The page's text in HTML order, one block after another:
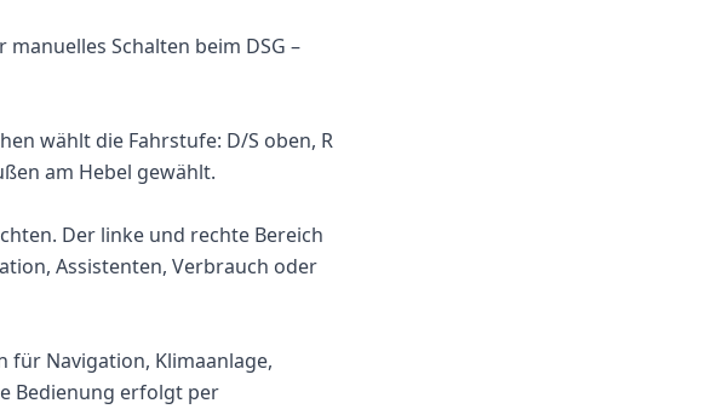
Schalten beim DSG –
wählt die Fahrstufe: D/S oben, R
am Hebel gewählt.
Der linke und rechte Bereich
Assistenten, Verbrauch oder
für Navigation, Klimaanlage,
Bedienung erfolgt per